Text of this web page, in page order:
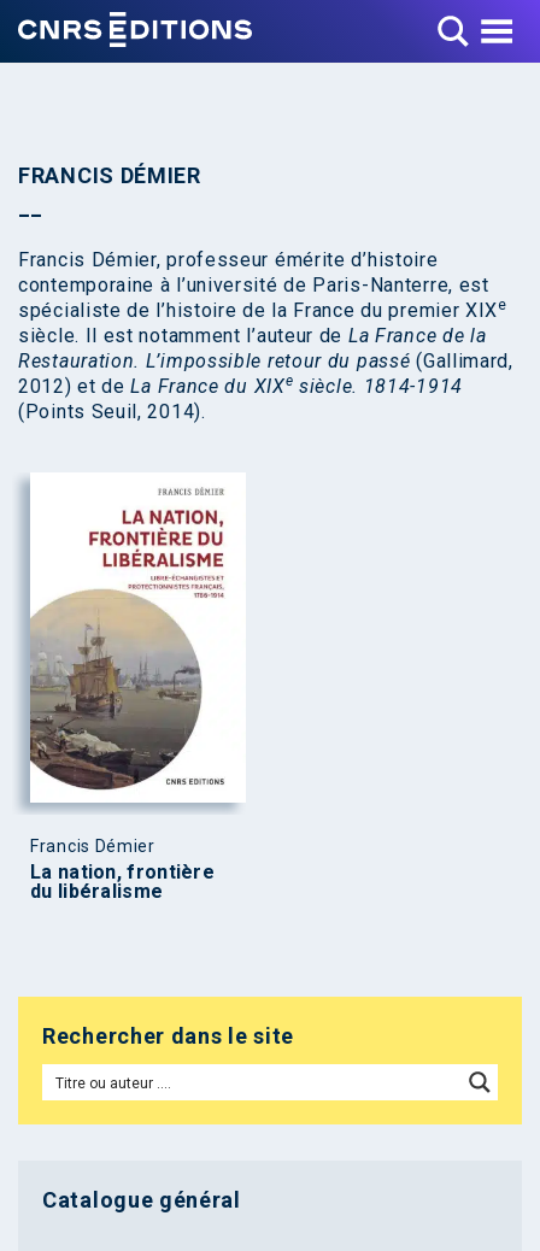
Toggle Menu
FRANCIS DÉMIER
Francis Démier, professeur émérite d’histoire
contemporaine à l’université de Paris-Nanterre, est
spécialiste de l’histoire de la France du premier XIXe
siècle. Il est notamment l’auteur de La France de la
Restauration. L’impossible retour du passé (Gallimard,
2012) et deLa France du XIXe siècle. 1814-1914
(Points Seuil, 2014).
Francis Démier
La nation, frontière
du libéralisme
Rechercher dans le site
Catalogue général